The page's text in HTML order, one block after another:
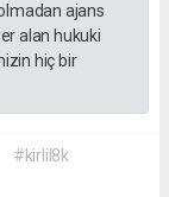
ajans
alan hukuki
hiç bir
#kirlil8k